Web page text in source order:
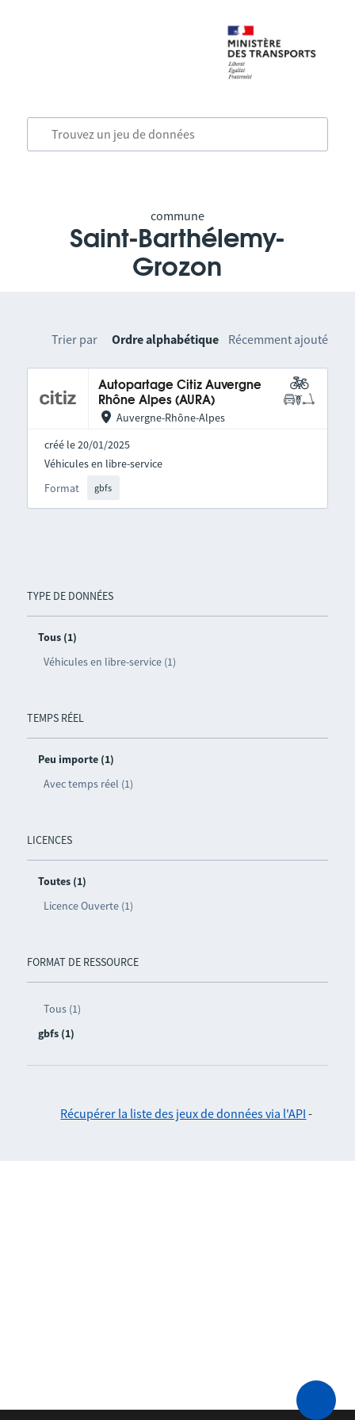
commune
Saint-Barthélemy-
Grozon
TYPE DE DONNÉES
Tous (1)
Véhicules en libre-service (1)
TEMPS RÉEL
Peu importe (1)
Avec temps réel (1)
LICENCES
Toutes (1)
Licence Ouverte (1)
FORMAT DE RESSOURCE
Tous (1)
gbfs (1)
Trier par Ordre alphabétique Récemment ajouté
Autopartage Citiz Auvergne
Rhône Alpes (AURA)
Auvergne-Rhône-Alpes
créé le 20/01/2025
Format gbfs
Véhicules en libre-service
Récupérer la liste des jeux de données via l'API -